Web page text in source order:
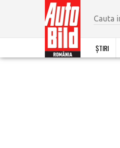
ȘTIRI